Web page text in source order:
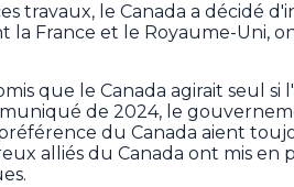
travaux, le Canada a décidé
la France et le Royaume-Uni,
que le Canada agirait seul si
de 2024, le
du Canada aient
alliés du Canada ont mis en